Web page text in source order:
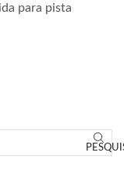
para pista